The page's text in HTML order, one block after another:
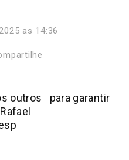
as 14:36
outros para garantir